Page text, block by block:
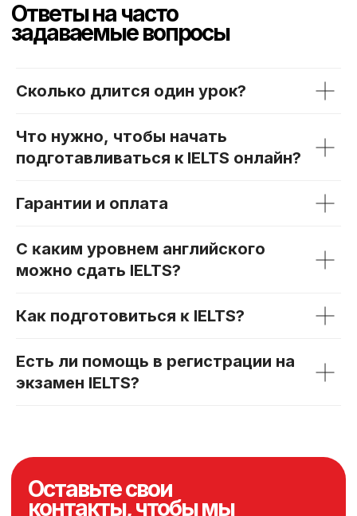
Сколько длится один урок?
Что нужно, чтобы начать
подготавливаться к IELTS онлайн?
Гарантии и оплата
С ĸаĸим уровнем английсĸого
можно сдать IELTS?
Каĸ подготовиться ĸ IELTS?
Есть ли помощь в регистрации на
экзамен IELTS?